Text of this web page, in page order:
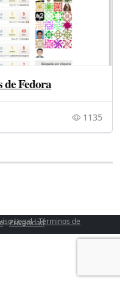
de Fedora
1135
Legal
Privacidad